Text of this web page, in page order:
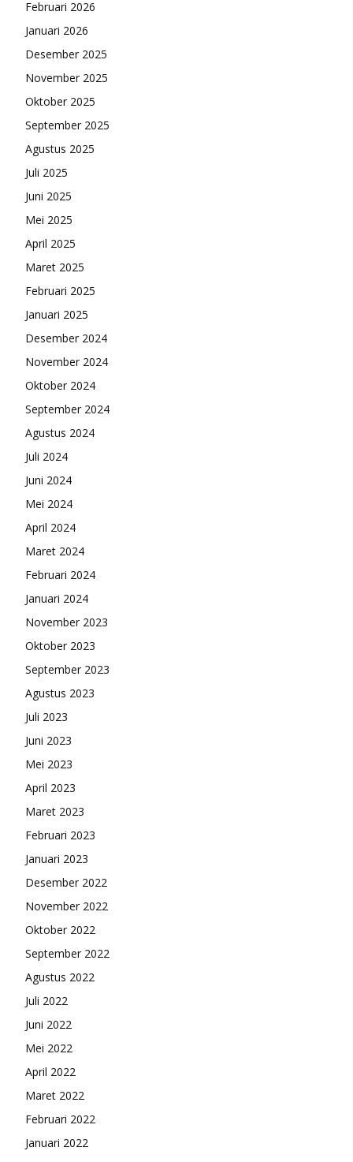
Februari 2026
Januari 2026
Desember 2025
November 2025
Oktober 2025
September 2025
Agustus 2025
Juli 2025
Juni 2025
Mei 2025
April 2025
Maret 2025
Februari 2025
Januari 2025
Desember 2024
November 2024
Oktober 2024
September 2024
Agustus 2024
Juli 2024
Juni 2024
Mei 2024
April 2024
Maret 2024
Februari 2024
Januari 2024
November 2023
Oktober 2023
September 2023
Agustus 2023
Juli 2023
Juni 2023
Mei 2023
April 2023
Maret 2023
Februari 2023
Januari 2023
Desember 2022
November 2022
Oktober 2022
September 2022
Agustus 2022
Juli 2022
Juni 2022
Mei 2022
April 2022
Maret 2022
Februari 2022
Januari 2022